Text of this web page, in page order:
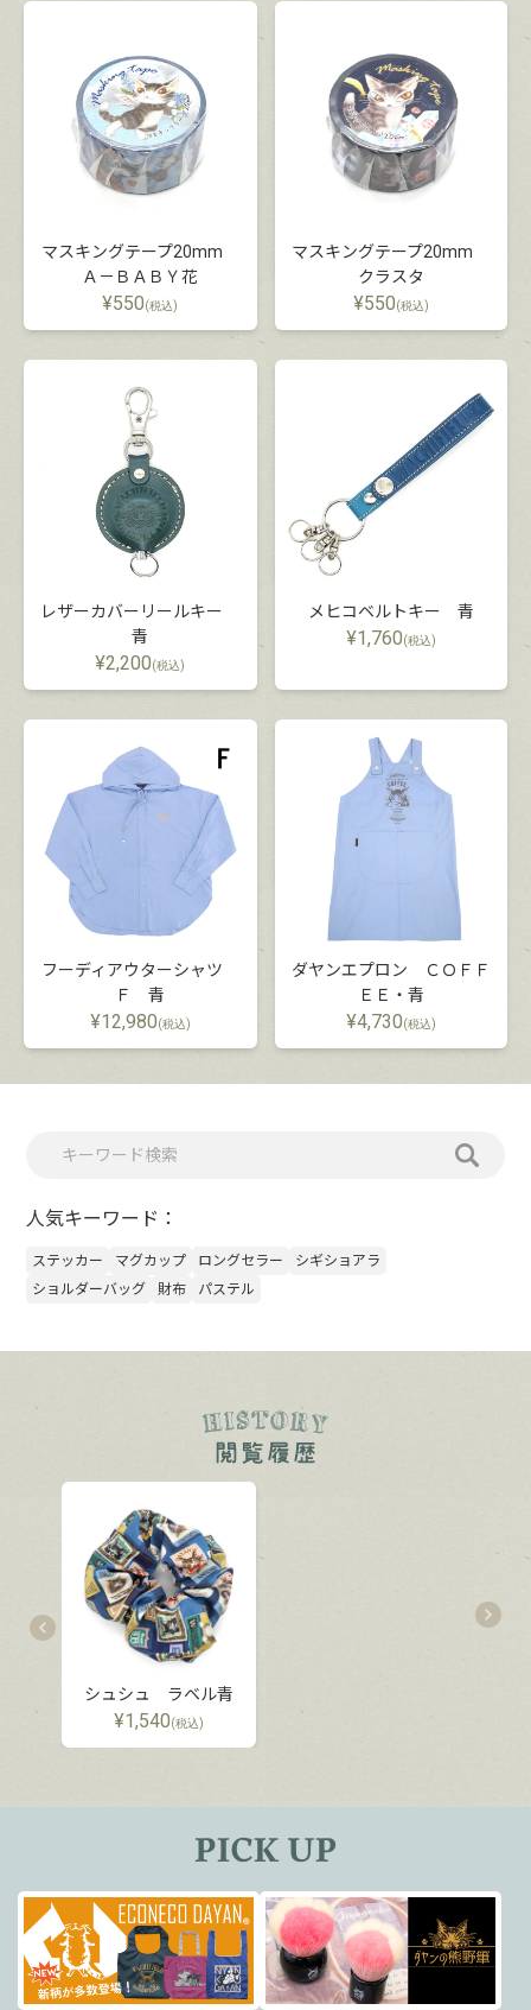
マスキングテープ20mm
Ａ－ＢＡＢＹ花
¥550(税込)
マスキングテープ20mm
クラスタ
¥550(税込)
レザーカバーリールキー
青
¥2,200(税込)
メヒコベルトキー 青
¥1,760(税込)
フーディアウターシャツ
Ｆ 青
¥12,980(税込)
ダヤンエプロン ＣＯＦＦ
ＥＥ・青
¥4,730(税込)
人気キーワード：
ステッカー マグカップ ロングセラー
シギショアラ
ショルダーバッグ
財布 パステル
シュシュ ラベル青
¥1,540(税込)